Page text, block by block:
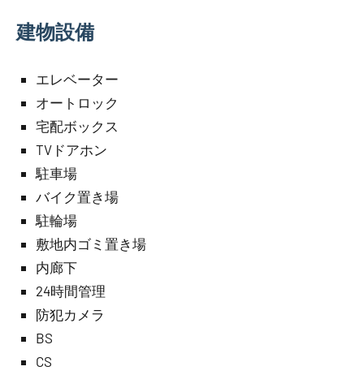
建物設備
エレベーター
オートロック
宅配ボックス
TVドアホン
駐車場
バイク置き場
駐輪場
敷地内ゴミ置き場
内廊下
24時間管理
防犯カメラ
BS
CS